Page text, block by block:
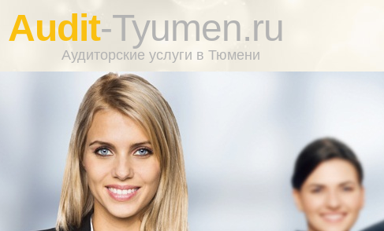
Audit-Tyumen.ru
Аудиторские услуги в Тюмени